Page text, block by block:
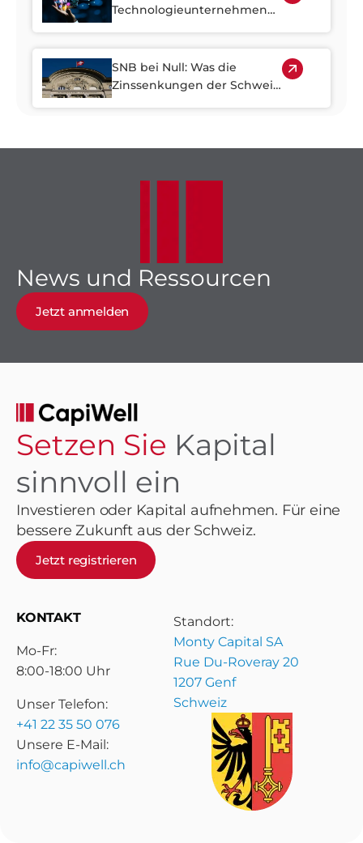
Technologieunternehmen
Vorschriften in der Schweiz
SNB bei Null: Was die
Zinssenkungen der Schweiz
News und Ressourcen
Jetzt anmelden
Setzen Sie Kapital
sinnvoll ein
Investieren oder Kapital aufnehmen. Für eine
bessere Zukunft aus der Schweiz.
Jetzt registrieren
KONTAKT
Mo-Fr:
8:00-18:00 Uhr
Unser Telefon:
+41 22 35 50 076
Unsere E-Mail:
info@capiwell.ch
Standort:
Monty Capital SA
Rue Du-Roveray 20
1207 Genf
Schweiz